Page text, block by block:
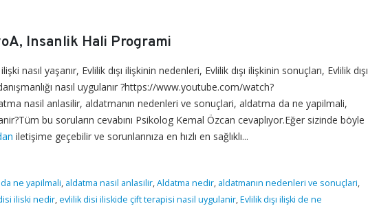
Insanlik Hali Programi
nasıl yaşanır, Evlilik dışı ilişkinin nedenleri, Evlilik dışı ilişkinin sonuçları, Evlilik dışı
nasıl uygulanır ?https://www.youtube.com/watch?
nasil anlasilir, aldatmanın nedenleri ve sonuçlari, aldatma da ne yapilmali,
bu soruların cevabını Psikolog Kemal Özcan cevaplıyor.Eğer sizinde böyle
iletişime geçebilir ve sorunlarınıza en hızlı en sağlıklı...
ne yapilmali, aldatma nasil anlasilir,Aldatma nedir, aldatmanın nedenleri ve sonuçlari,
iliski nedir,evlilik disi iliskide çift terapisi nasil uygulanir,Evlilik dışı ilişki de ne